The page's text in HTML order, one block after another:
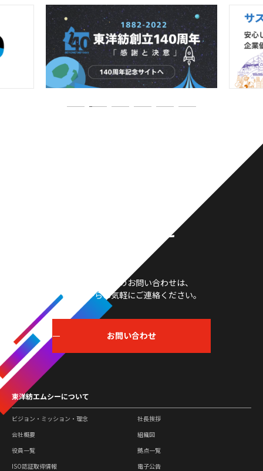
お問い合わせ
製品や採用等のお問い合わせは、
こちらからお気軽にご連絡ください。
お問い合わせ
東洋紡エムシーについて
ビジョン・ミッション・理念
社長挨拶
会社概要
組織図
役員一覧
拠点一覧
ISO認証取得情報
電子公告